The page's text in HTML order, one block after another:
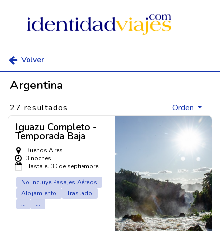
Volver
Argentina
27 resultados Orden
Iguazu Completo -
Temporada Baja
Buenos Aires
3 noches
Hasta el 30 de septiembre
No Incluye Pasajes Aéreos
Alojamiento
Traslado
...
...